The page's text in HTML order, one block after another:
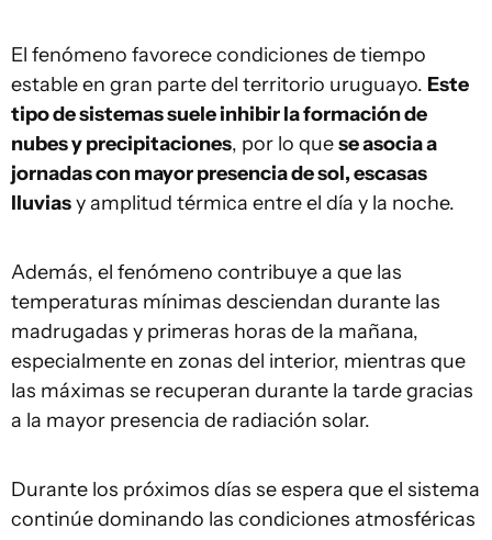
El fenómeno favorece condiciones de tiempo
estable en gran parte del territorio uruguayo. Este
tipo de sistemas suele inhibir la formación de
nubes y precipitaciones, por lo quese asocia a
jornadas con mayor presencia de sol, escasas
lluviasy amplitud térmica entre el día y la noche.
Además, el fenómeno contribuye a que las
temperaturas mínimas desciendan durante las
madrugadas y primeras horas de la mañana,
especialmente en zonas del interior, mientras que
las máximas se recuperan durante la tarde gracias
a la mayor presencia de radiación solar.
Durante los próximos días se espera que el sistema
continúe dominando las condiciones atmosféricas